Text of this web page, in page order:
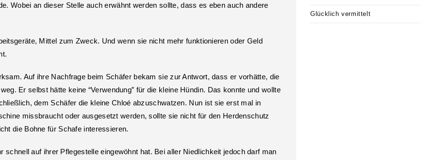
Wobei an dieser Stelle auch erwähnt werden sollte, dass es eben auch andere
Mittel zum Zweck. Und wenn sie nicht mehr funktionieren oder Geld
Auf ihre Nachfrage beim Schäfer bekam sie zur Antwort, dass er vorhätte, die
Er selbst hätte keine “Verwendung” für die kleine Hündin. Das konnte und wollte
dem Schäfer die kleine Chloé abzuschwatzen. Nun ist sie erst mal in
missbraucht oder ausgesetzt werden, sollte sie nicht für den Herdenschutz
die Bohne für Schafe interessieren.
auf ihrer Pflegestelle eingewöhnt hat. Bei aller Niedlichkeit jedoch darf man
Glücklich vermittelt